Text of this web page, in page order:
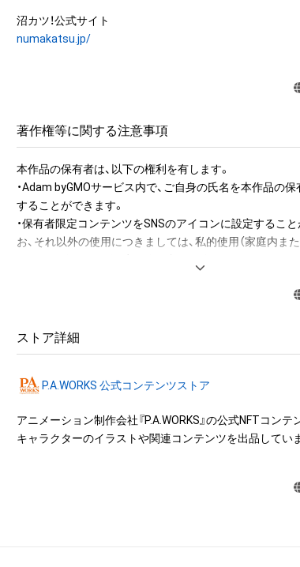
numakatsu.jp/
著作権等に関する注意事項
本作品の保有者は、以下の権利を有します。
・Adam byGMOサービス内で、ご自身の氏名を本作品の
することができます。
・保有者限定コンテンツをSNSのアイコンに設定するこ
お、それ以外の使用につきましては、私的使用（家庭内ま
らに限られるものではありません)に関する知的財産権(著
下、「当社」といいます。）に帰属しています。このため、
せん。
・当社からの事前の同意なしに、上記の「本作品の保有者が
ースエンジニアリングを含み、ただしこれらに限られま
ストア詳細
P.A.WORKS 公式コンテンツストア
アニメーション制作会社『P.A.WORKS』の公式NFTコンテ
キャラクターのイラストや関連コンテンツを出品していま